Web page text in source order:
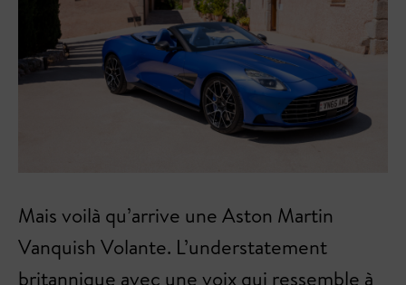
Mais voilà qu’arrive une Aston Martin
Vanquish Volante. L’understatement
britannique avec une voix qui ressemble à